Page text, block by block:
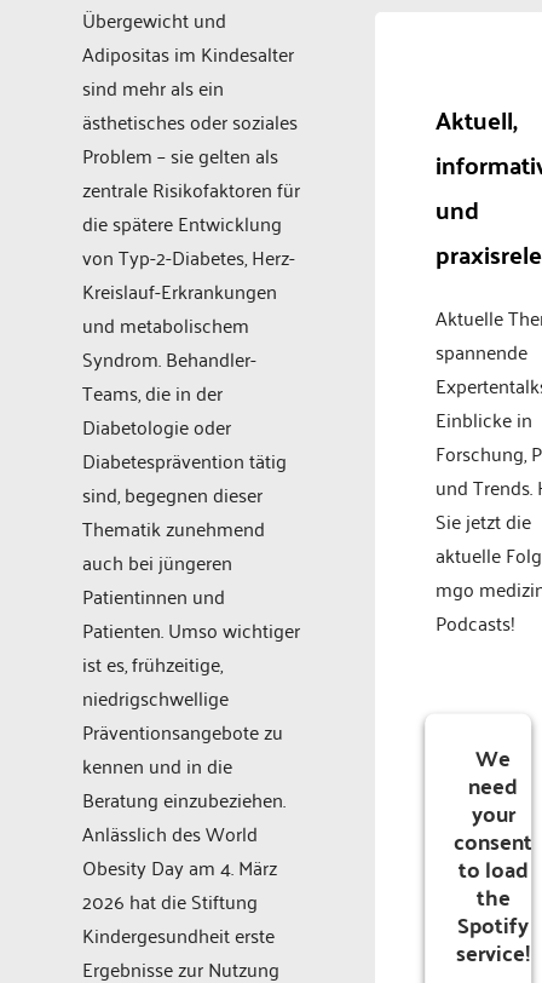
Übergewicht und
Adipositas im Kindesalter
sind mehr als ein
ästhetisches oder soziales
Problem – sie gelten als
zentrale Risikofaktoren für
die spätere Entwicklung
von Typ-2-Diabetes, Herz-
Kreislauf-Erkrankungen
und metabolischem
Syndrom. Behandler-
Teams, die in der
Diabetologie oder
Diabetesprävention tätig
sind, begegnen dieser
Thematik zunehmend
auch bei jüngeren
Patientinnen und
Patienten. Umso wichtiger
ist es, frühzeitige,
niedrigschwellige
Präventionsangebote zu
kennen und in die
Beratung einzubeziehen.
Anlässlich des World
Obesity Day am 4. März
2026 hat die Stiftung
Kindergesundheit erste
Ergebnisse zur Nutzung
Aktuell,
und
Aktuelle
spannende
Einblicke in
Forschung,
und Trends.
Sie jetzt die
aktuelle
mgo
Podcasts!
We
need
your
consent
to load
the
Spotify
service!